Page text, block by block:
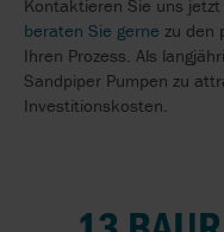
Kontaktieren Sie uns
beraten Sie gerne zu den
Ihren Prozess. Als
Sandpiper Pumpen zu
Investitionskosten.